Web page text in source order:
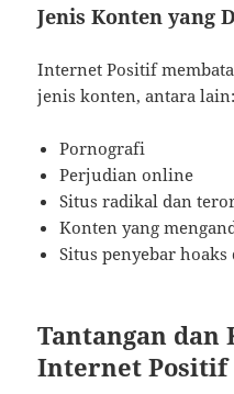
Jenis Konten yang
Internet Positif
jenis konten, antara lain:
Pornografi
Perjudian online
Situs radikal dan
Konten yang
Situs penyebar
Tantangan
Internet Positif